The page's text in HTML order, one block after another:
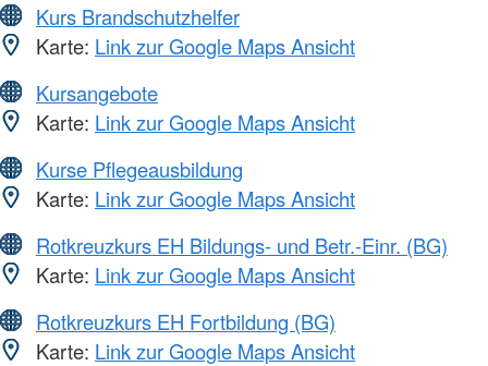
Kurs Brandschutzhelfer
Karte: Link zur Google Maps Ansicht
Kursangebote
Karte: Link zur Google Maps Ansicht
Kurse Pflegeausbildung
Karte: Link zur Google Maps Ansicht
Rotkreuzkurs EH Bildungs- und Betr.-Einr. (BG)
Karte: Link zur Google Maps Ansicht
Rotkreuzkurs EH Fortbildung (BG)
Karte: Link zur Google Maps Ansicht